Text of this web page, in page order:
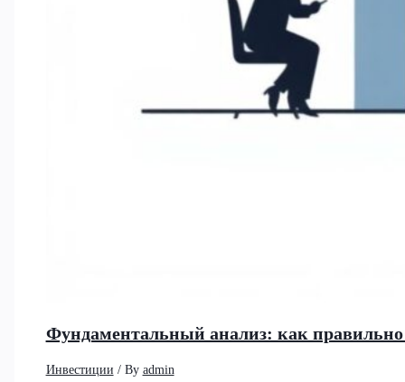
Фундаментальный анализ: как
Инвестиции / By admin